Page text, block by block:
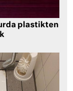
plastikten